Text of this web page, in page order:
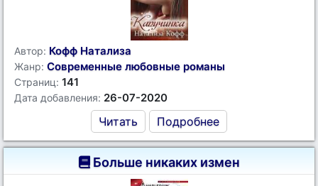
Автор: Кофф Натализа
Жанр: Современные любовные романы
Страниц: 141
Дата добавления: 26-07-2020
Читать Подробнее
Больше никаких измен